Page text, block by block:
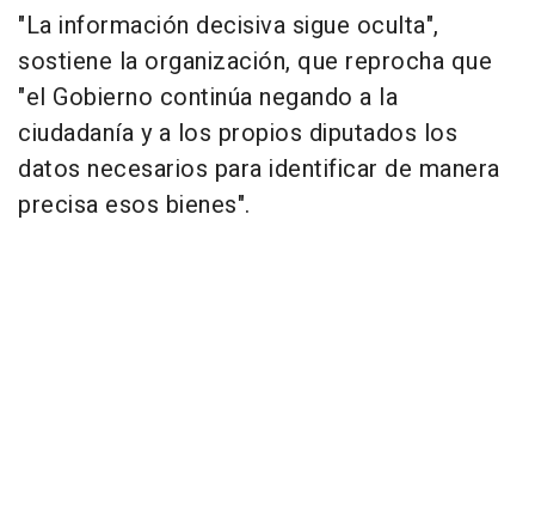
"La información decisiva sigue oculta",
sostiene la organización, que reprocha que
"el Gobierno continúa negando a la
ciudadanía y a los propios diputados los
datos necesarios para identificar de manera
precisa esos bienes".